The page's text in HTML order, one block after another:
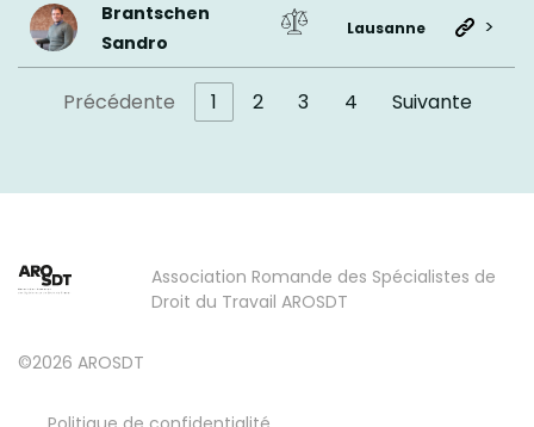
Brantschen
Sandro
Lausanne >
Précédente 1 2 3 4 Suivante
Association Romande des Spécialistes de
Droit du Travail AROSDT
©2026 AROSDT